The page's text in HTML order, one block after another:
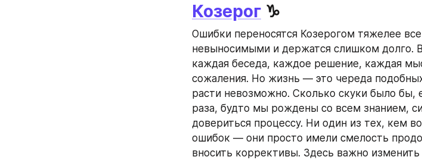
Козерог ♑
Ошибки переносятся Козерогом тяжелее
невыносимыми и держатся слишком долго.
каждая беседа, каждое решение, каждая
сожаления. Но жизнь — это череда
расти невозможно. Сколько скуки было бы,
раза, будто мы рождены со всем знанием,
довериться процессу. Ни один из тех, кем
ошибок — они просто имели смелость
вносить коррективы. Здесь важно